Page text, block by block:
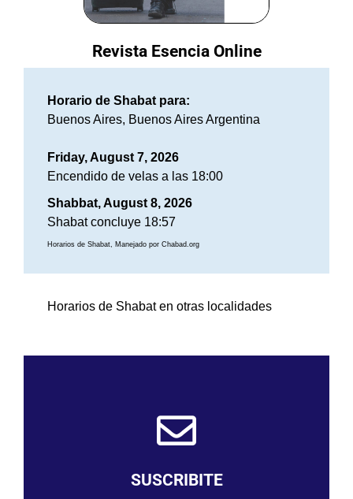
Revista Esencia Online
Horario de Shabat para:
Buenos Aires, Buenos Aires Argentina
Friday, August 7, 2026
Encendido de velas a las 18:00
Shabbat, August 8, 2026
Shabat concluye 18:57
Horarios de Shabat, Manejado por Chabad.org
Horarios de Shabat en otras localidades
SUSCRIBITE